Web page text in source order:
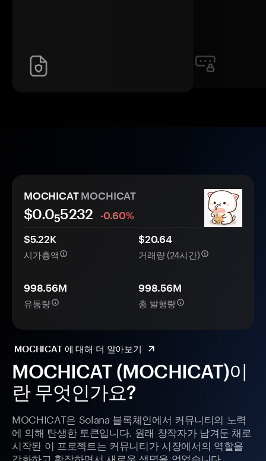
MOCHICAT (MOCHICAT)이
란 무엇인가요?
MOCHICAT은 Solana 블록체인에서 커뮤니티의 노력
에 의해 탄생한 토큰입니다. 원래 창작자가 남겨둔 채로
시작된 이 프로젝트는 커뮤니티가 시장에서의 역할을
강화하고 확장하면서 새로운 생명을 얻었습니다.
MOCHICAT MOCHICAT
$0.055232
-0.60%
$5.22K
시가총액
$20.64
거래량 (24시간)
998.56M
유통량
998.56M
총 발행량
MOCHICAT 에 대해 더 알아보기